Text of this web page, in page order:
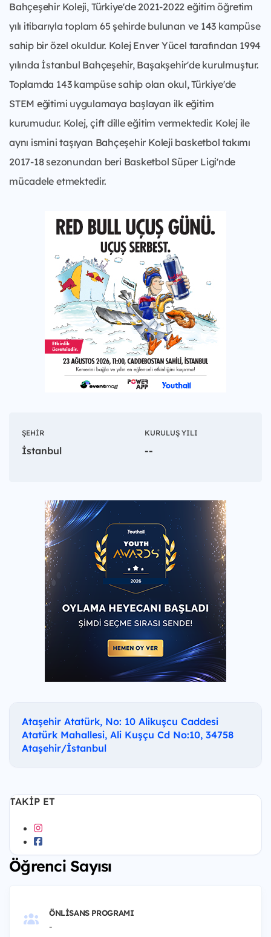
Bahçeşehir Koleji, Türkiye'de 2021-2022 eğitim öğretim
yılı itibarıyla toplam 65 şehirde bulunan ve 143 kampüse
sahip bir özel okuldur. Kolej Enver Yücel tarafından 1994
yılında İstanbul Bahçeşehir, Başakşehir'de kurulmuştur.
Toplamda 143 kampüse sahip olan okul, Türkiye'de
STEM eğitimi uygulamaya başlayan ilk eğitim
kurumudur. Kolej, çift dille eğitim vermektedir. Kolej ile
aynı ismini taşıyan Bahçeşehir Koleji basketbol takımı
2017-18 sezonundan beri Basketbol Süper Ligi'nde
mücadele etmektedir.
ŞEHIR
İstanbul
KURULUŞ YILI
--
Ataşehir Atatürk, No: 10 Alikuşcu Caddesi
Atatürk Mahallesi, Ali Kuşçu Cd No:10, 34758
Ataşehir/İstanbul
TAKIP ET
Öğrenci Sayısı
ÖNLISANS PROGRAMI
-